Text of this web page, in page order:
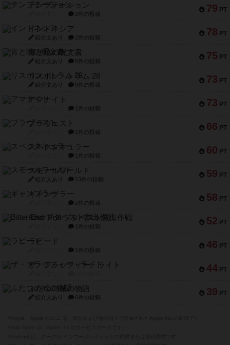
79 PT
テンプテーション
2件の投稿
78 PT
インドネシア
紹介文あり 2件の投稿
75 PT
宵と暁の呪文書
紹介文あり 8件の投稿
73 PT
リスボン・トラム 28
紹介文あり 9件の投稿
73 PT
アマナイト
1件の投稿
66 PT
ブラヴェスト
1件の投稿
60 PT
スペクタキュラー
1件の投稿
59 PT
スモールワールド
紹介文あり 13件の投稿
58 PT
ギャンブラー
2件の投稿
52 PT
Bitter End ブタペスト救出作戦
1件の投稿
46 PT
ラピード
1件の投稿
44 PT
ザ・フラッフィー・ライト
39 PT
ふたつの城の物語
紹介文あり 6件の投稿